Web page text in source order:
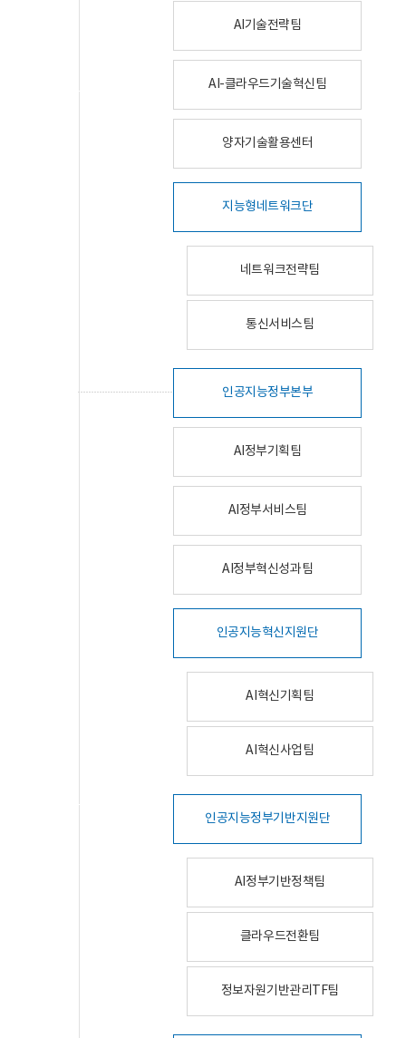
AI기술전략팀
AI-클라우드기술혁신팀
양자기술활용센터
지능형네트워크단
네트워크전략팀
통신서비스팀
인공지능정부본부
AI정부기획팀
AI정부서비스팀
AI정부혁신성과팀
인공지능혁신지원단
AI혁신기획팀
AI혁신사업팀
인공지능정부기반지원단
AI정부기반정책팀
클라우드전환팀
정보자원기반관리TF팀